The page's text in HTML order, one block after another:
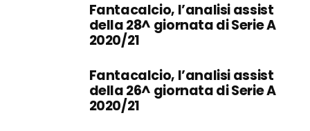
Fantacalcio, l’analisi assist
della 28^ giornata di Serie A
2020/21
Fantacalcio, l’analisi assist
della 26^ giornata di Serie A
2020/21